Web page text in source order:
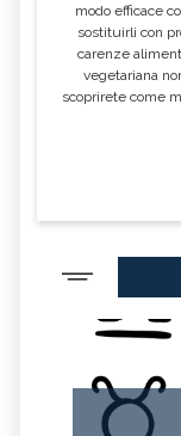
modo efficace
sostituirli con
carenze
vegetariana
scoprirete come